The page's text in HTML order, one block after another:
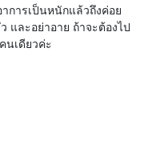
การเป็นหนักแล้วถึงค่อย
และอย่าอาย ถ้าจะต้องไป
นเดียวค่ะ